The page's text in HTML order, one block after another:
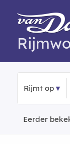
Rijmt op
Eerder